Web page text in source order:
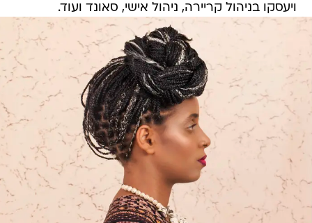
ויעסקו בניהול קריירה, ניהול אישי, סאונד ועוד.